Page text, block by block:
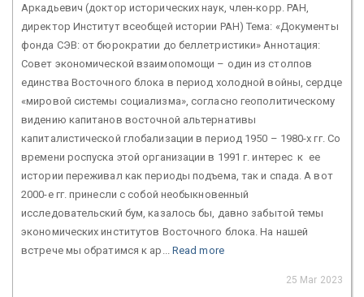
Аркадьевич (доктор исторических наук, член-корр. РАН,
директор Институт всеобщей истории РАН) Тема: «Документы
фонда СЭВ: от бюрократии до беллетристики» Аннотация:
Совет экономической взаимопомощи – один из столпов
единства Восточного блока в период холодной войны, сердце
«мировой системы социализма», согласно геополитическому
видению капитанов восточной альтернативы
капиталистической глобализации в период 1950 – 1980-х гг. Со
времени роспуска этой организации в 1991 г. интерес к ее
истории переживал как периоды подъема, так и спада. А вот
2000-е гг. принесли с собой необыкновенный
исследовательский бум, казалось бы, давно забытой темы
экономических институтов Восточного блока. На нашей
встрече мы обратимся к ар... Read more
25 Mar 2023